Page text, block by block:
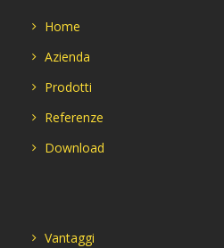
Home
Azienda
Prodotti
Referenze
Download
Vantaggi